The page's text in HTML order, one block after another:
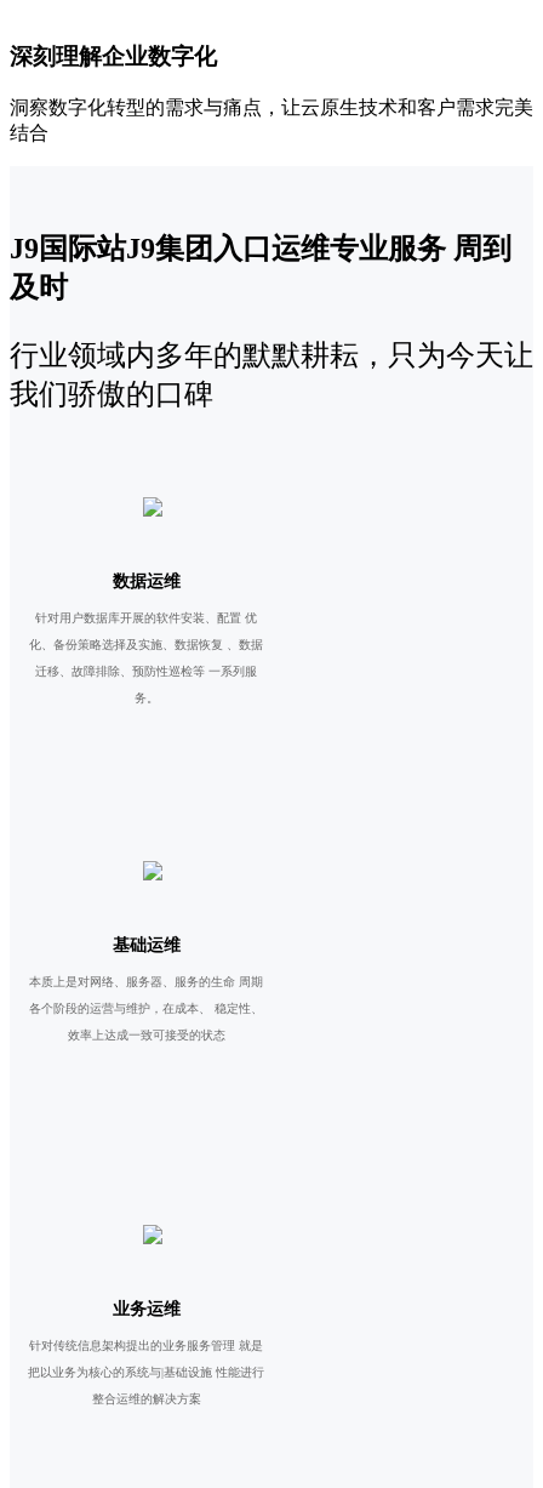
深刻理解企业数字化
洞察数字化转型的需求与痛点，让云原生技术和客户需求完美
结合
J9国际站J9集团入口运维专业服务 周到
及时
行业领域内多年的默默耕耘，只为今天让
我们骄傲的口碑
数据运维
针对用户数据库开展的软件安装、配置 优
化、备份策略选择及实施、数据恢复 、数据
迁移、故障排除、预防性巡检等 一系列服
务。
基础运维
本质上是对网络、服务器、服务的生命 周期
各个阶段的运营与维护，在成本、 稳定性、
效率上达成一致可接受的状态
业务运维
针对传统信息架构提出的业务服务管理 就是
把以业务为核心的系统与|基础设施 性能进行
整合运维的解决方案